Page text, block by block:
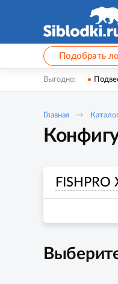
Подобрать
Выгодно:
Главная
FISHPRO